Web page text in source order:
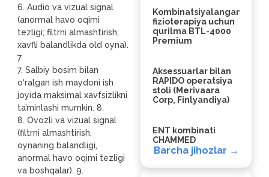
6. Audio va vizual signal
(anormal havo oqimi
tezligi; filtrni almashtirish;
xavfli balandlikda old oyna).
7.
7. Salbiy bosim bilan
o‘ralgan ish maydoni ish
joyida maksimal xavfsizlikni
ta’minlashi mumkin. 8.
8. Ovozli va vizual signal
(filtrni almashtirish,
oynaning balandligi,
anormal havo oqimi tezligi
va boshqalar). 9.
Kombinatsiyalangan
fizioterapiya uchun
qurilma BTL-4000
Premium
Aksessuarlar bilan
RAPIDO operatsiya
stoli (Merivaara
Corp, Finlyandiya)
ENT kombinati
CHAMMED
Barcha jihozlar →